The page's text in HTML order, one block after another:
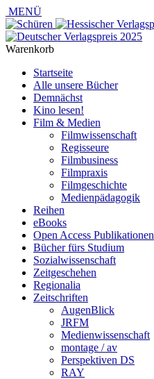
MENÜ
Warenkorb
Startseite
Alle unsere Bücher
Demnächst
Kino lesen!
Film & Medien
Filmwissenschaft
Regisseure
Filmbusiness
Filmpraxis
Filmgeschichte
Medienpädagogik
Reihen
eBooks
Open Access Publikationen
Bücher fürs Studium
Sozialwissenschaft
Zeitgeschehen
Regionalia
Zeitschriften
AugenBlick
JRFM
Medienwissenschaft
montage / av
Perspektiven DS
RAY